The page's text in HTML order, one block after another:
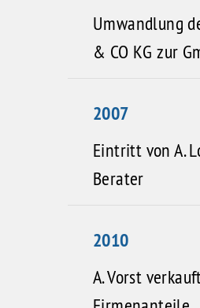
Umwandlung
& CO KG zur
2007
Eintritt von A.
Berater
2010
A. Vorst